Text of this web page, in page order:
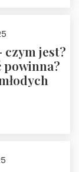
czym jest?
powinna?